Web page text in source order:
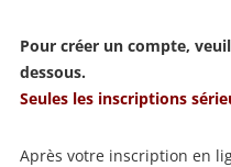
Pour créer un compte,
dessous.
Seules les inscriptions
Après votre inscription en